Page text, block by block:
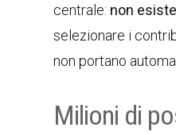
centrale: non
selezionare i
non portano
Milioni di